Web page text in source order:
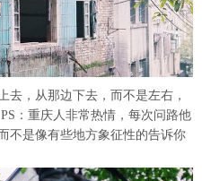
去，从那边下去，而不是左右，
：重庆人非常热情，每次问路他
不是像有些地方象征性的告诉你